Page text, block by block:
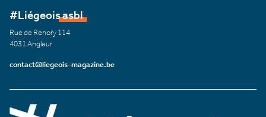
#Liégeois asbl
Rue de Renory 114
4031 Angleur
contact@liegeois-magazine.be